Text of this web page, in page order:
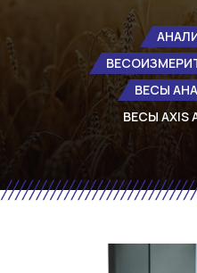
ВЕСЫ
ВЕСЫ AXIS